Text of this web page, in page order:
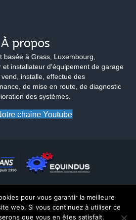
À propos
à Grass, Luxembourg,
installateur d’équipement de garage
installe, effectue des
de mise en route, de diagnostic
des systèmes.
chaine Youtube
2026 Equindus
pour vous garantir la meilleure
web. Si vous continuez à utiliser ce
que vous en êtes satisfait.